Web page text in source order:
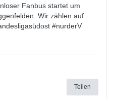
Fanbus startet um
Wir zählen auf
üdost #nurderV
Teilen